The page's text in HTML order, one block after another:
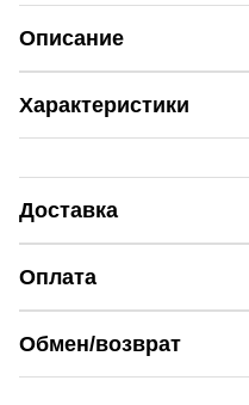
Описание
Характеристики
Доставка
Оплата
Обмен/возврат